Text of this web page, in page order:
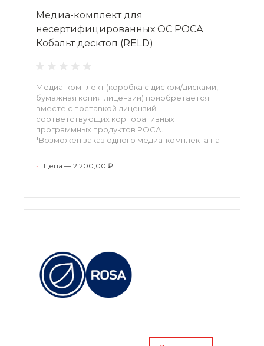
Медиа-комплект для
несертифицированных ОС РОСА
Кобальт десктоп (RELD)
Медиа-комплект (коробка с диском/дисками,
бумажная копия лицензии) приобретается
вместе с поставкой лицензий
соответствующих корпоративных
программных продуктов РОСА.
*Возможен заказ одного медиа-комплекта на
• Цена — 2 200,00 ₽